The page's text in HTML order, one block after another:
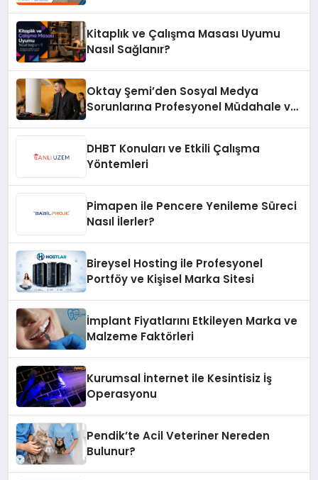
Kitaplık ve Çalışma Masası Uyumu
Nasıl Sağlanır?
Oktay Şemi’den Sosyal Medya
Sorunlarına Profesyonel Müdahale ve
DHBT Konuları ve Etkili Çalışma
Yöntemleri
Pimapen ile Pencere Yenileme Süreci
Nasıl İlerler?
Bireysel Hosting ile Profesyonel
Portföy ve Kişisel Marka Sitesi
İmplant Fiyatlarını Etkileyen Marka ve
Malzeme Faktörleri
Kurumsal İnternet ile Kesintisiz İş
Operasyonu
Pendik’te Acil Veteriner Nereden
Bulunur?